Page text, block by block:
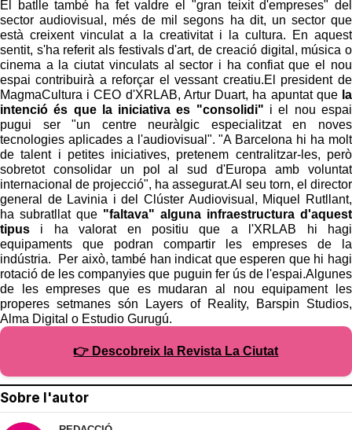
El batlle també ha fet valdre el "gran teixit d'empreses" del
sector audiovisual, més de mil segons ha dit, un sector que
està creixent vinculat a la creativitat i la cultura. En aquest
sentit, s'ha referit als festivals d'art, de creació digital, música o
cinema a la ciutat vinculats al sector i ha confiat que el nou
espai contribuirà a reforçar el vessant creatiu.El president de
MagmaCultura i CEO d'XRLAB, Artur Duart, ha apuntat quela
intenció és que la iniciativa es "consolidi" i el nou espai
pugui ser "un centre neuràlgic especialitzat en noves
tecnologies aplicades a l'audiovisual". "A Barcelona hi ha molt
de talent i petites iniciatives, pretenem centralitzar-les, però
sobretot consolidar un pol al sud d'Europa amb voluntat
internacional de projecció", ha assegurat.Al seu torn, el director
general de Lavinia i del Clúster Audiovisual, Miquel Rutllant,
ha subratllat que "faltava" alguna infraestructura d'aquest
tipus i ha valorat en positiu que a l'XRLAB hi hagi
equipaments que podran compartir les empreses de la
indústria. Per això, també han indicat que esperen que hi hagi
rotació de les companyies que puguin fer ús de l'espai.Algunes
de les empreses que es mudaran al nou equipament les
properes setmanes són Layers of Reality, Barspin Studios,
Alma Digital o Estudio Gurugú.
👉 Descobreix la Revista La Ciutat
Sobre l'autor